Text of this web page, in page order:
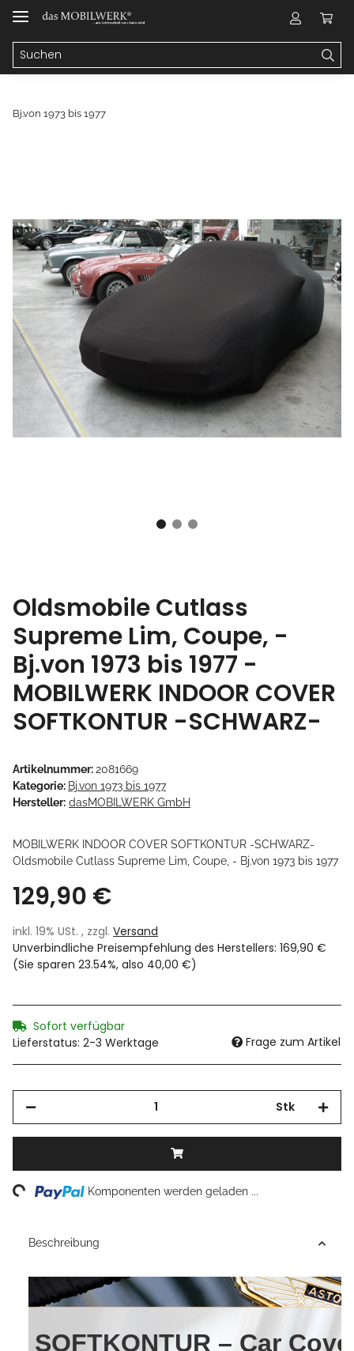
Bj.von 1973 bis 1977
Oldsmobile Cutlass
Supreme Lim, Coupe, -
Bj.von 1973 bis 1977 -
MOBILWERK INDOOR COVER
SOFTKONTUR -SCHWARZ-
Artikelnummer:2081669
Kategorie: Bj.von 1973 bis 1977
Hersteller: dasMOBILWERK GmbH
MOBILWERK INDOOR COVER SOFTKONTUR -SCHWARZ-
Oldsmobile Cutlass Supreme Lim, Coupe, - Bj.von 1973 bis 1977
129,90 €
inkl. 19% USt. , zzgl. Versand
Unverbindliche Preisempfehlung des Herstellers: 169,90 €
(Sie sparen 23.54%, also 40,00 €)
Sofort verfügbar
Lieferstatus: 2-3 Werktage
Frage zum Artikel
Stk
Loading... Komponenten werden geladen ...
Beschreibung